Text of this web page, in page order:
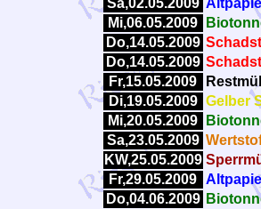
Sa,02.05.2009
Mi,06.05.2009
Do,14.05.2009
Do,14.05.2009
Fr,15.05.2009
Di,19.05.2009 Gelber
Mi,20.05.2009
Sa,23.05.2009
KW,25.05.2009
Fr,29.05.2009
Do,04.06.2009